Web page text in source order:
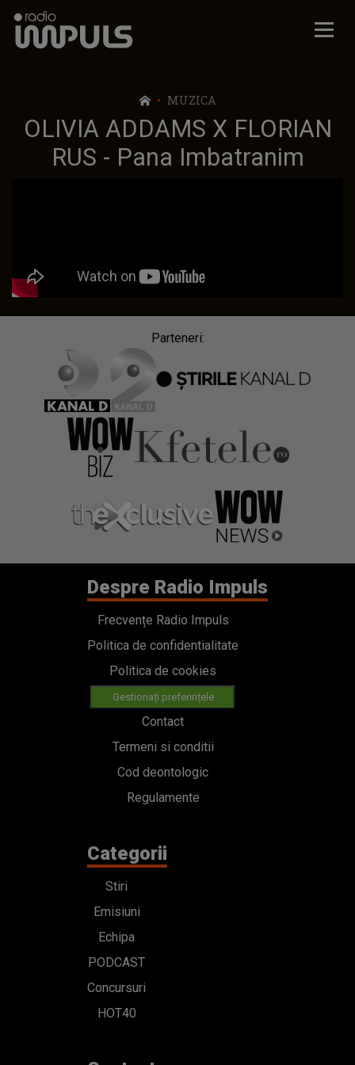
Radio Impuls
MUZICA
OLIVIA ADDAMS X FLORIAN
RUS - Pana Imbatranim
Parteneri:
Despre Radio Impuls
Frecvențe Radio Impuls
Politica de confidentialitate
Politica de cookies
Gestionați preferințele
Contact
Termeni si conditii
Cod deontologic
Regulamente
Categorii
Stiri
Emisiuni
Echipa
PODCAST
Concursuri
HOT40